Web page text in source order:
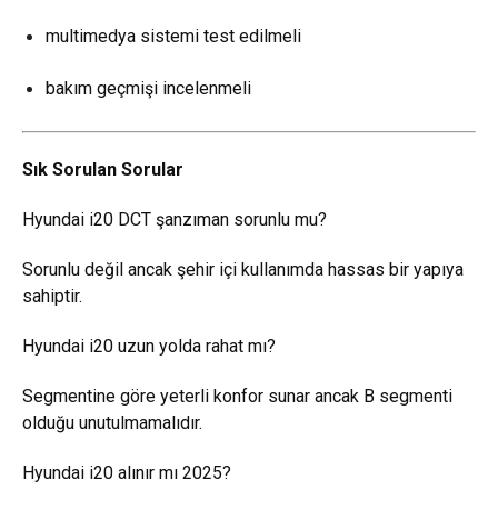
multimedya sistemi test edilmeli
bakım geçmişi incelenmeli
Sık Sorulan Sorular
Hyundai i20 DCT şanzıman sorunlu mu?
Sorunlu değil ancak şehir içi kullanımda hassas bir yapıya
sahiptir.
Hyundai i20 uzun yolda rahat mı?
Segmentine göre yeterli konfor sunar ancak B segmenti
olduğu unutulmamalıdır.
Hyundai i20 alınır mı 2025?